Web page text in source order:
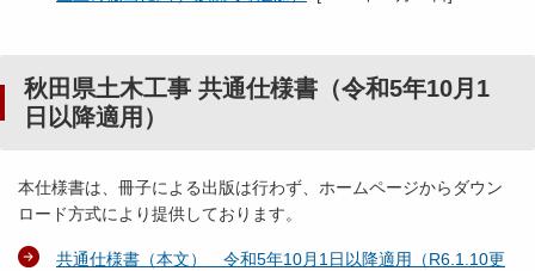
秋田県土木工事 共通仕様書（令和5年10月1
日以降適用）
本仕様書は、冊子による出版は行わず、ホームページからダウン
ロード方式により提供しております。
共通仕様書（本文） 令和5年10月1日以降適用（R6.1.10更